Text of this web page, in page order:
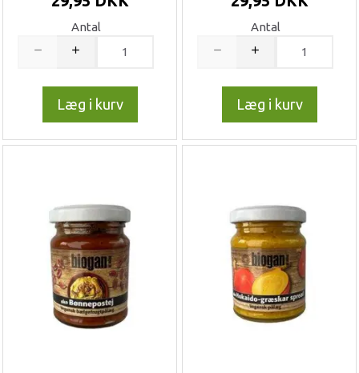
Antal
Læg i kurv
Antal
Læg i kurv